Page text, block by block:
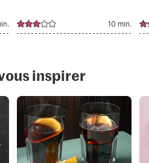
10 min.
inspirer